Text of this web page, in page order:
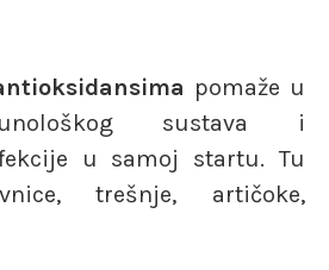
pomaže u
sustava i
u samoj startu. Tu
trešnje, artičoke,